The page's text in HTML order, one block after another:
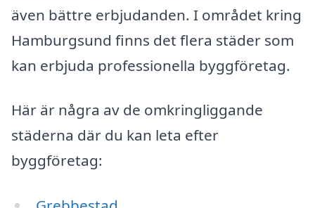
även bättre erbjudanden. I området kring
Hamburgsund finns det flera städer som
kan erbjuda professionella byggföretag.
Här är några av de omkringliggande
städerna där du kan leta efter
byggföretag: